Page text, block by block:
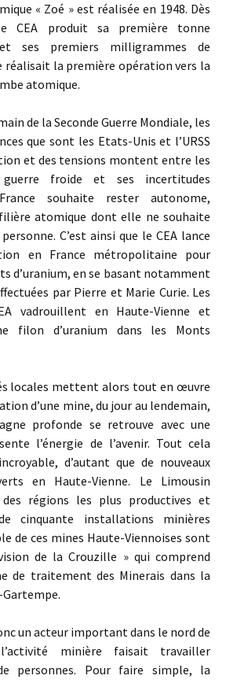
« Zoé » est réalisée en 1948. Dès
CEA produit sa première tonne
ses premiers milligrammes de
réalisait la première opération vers la
atomique.
de la Seconde Guerre Mondiale, les
que sont les Etats-Unis et l’URSS
et des tensions montent entre les
froide et ses incertitudes
souhaite rester autonome,
atomique dont elle ne souhaite
C’est ainsi que le CEA lance
en France métropolitaine pour
d’uranium, en se basant notamment
par Pierre et Marie Curie. Les
vadrouillent en Haute-Vienne et
filon d’uranium dans les Monts
mettent alors tout en œuvre
d’une mine, du jour au lendemain,
profonde se retrouve avec une
l’énergie de l’avenir. Tout cela
d’autant que de nouveaux
en Haute-Vienne. Le Limousin
régions les plus productives et
cinquante installations minières
de ces mines Haute-Viennoises sont
de la Crouzille » qui comprend
de traitement des Minerais dans la
acteur important dans le nord de
minière faisait travailler
personnes. Pour faire simple, la